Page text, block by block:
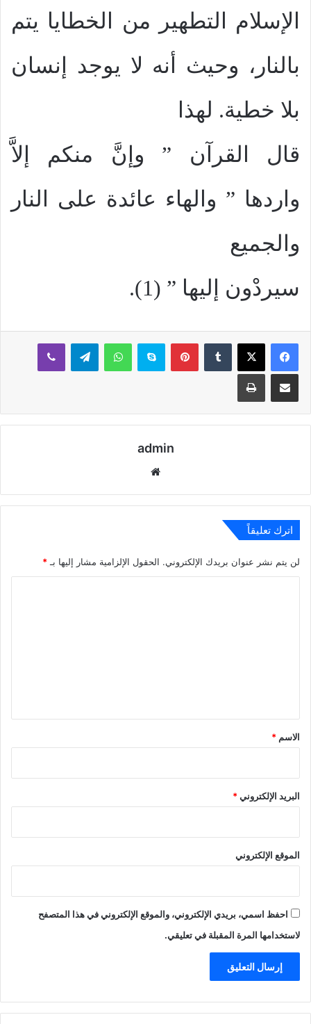
الإسلام التطهير من الخطايا يتم
بالنار، وحيث أنه لا يوجد إنسان
بلا خطية. لهذا
قال القرآن ” وإنَّ منكم إلاَّ
واردها ” والهاء عائدة على النار
والجميع
سيردْون إليها ” (1).
بينتيريستسكايب واتساب تيلقرام ڤايبر
مشاركة عبر البريد طباعة
admin
اترك تعليقاً
لن يتم نشر عنوان بريدك الإلكتروني. الحقول الإلزامية مشار إليها بـ *
*
الاسم *
البريد الإلكتروني*
الموقع الإلكتروني
احفظ اسمي، بريدي الإلكتروني، والموقع الإلكتروني في هذا المتصفح
لاستخدامها المرة المقبلة في تعليقي.